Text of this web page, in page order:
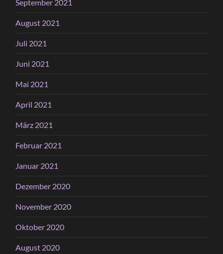
September 2021
August 2021
Juli 2021
Juni 2021
Mai 2021
April 2021
März 2021
Februar 2021
Januar 2021
Dezember 2020
November 2020
Oktober 2020
August 2020